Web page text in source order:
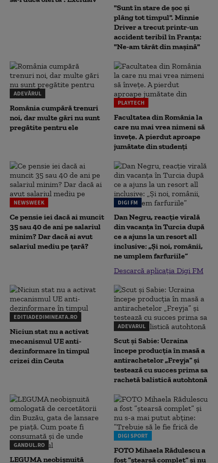
"Sunt în stare de șoc și
plâng tot timpul". Minnie
Driver a trecut printr-un
accident teribil în Franța:
"Ne-am târât din mașină"
ADEVĂRUL
România cumpără trenuri
noi, dar multe gări nu sunt
pregătite pentru ele
PLAYTECH
Facultatea din România la
care nu mai vrea nimeni să
înveţe. A pierdut aproape
jumătate din studenţi
NEWSWEEK
Ce pensie iei dacă ai muncit
35 sau 40 de ani pe salariul
minim? Dar dacă ai avut
salariul mediu pe țară?
DIGI FM
Dan Negru, reacție virală
din vacanța în Turcia după
ce a ajuns la un resort all
inclusive: „Și noi, românii,
ne umplem farfuriile”
Descarcă aplicația Digi FM
EDITIADEDIMINEATA.RO
Niciun stat nu a activat
mecanismul UE anti-
dezinformare în timpul
crizei din Ceuta
ADEVARUL
Scut și Sabie: Ucraina
începe producția în masă a
antirachetelor „Freyja” și
testează cu succes prima sa
rachetă balistică autohtonă
GANDUL.RO
LEGUMA neobișnuită
DIGI SPORT
FOTO Mihaela Rădulescu a
fost ”ștearsă complet” și nu